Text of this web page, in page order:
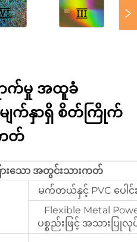
က်မှု အထူခံ
မျက်နှာရှိ စိတ်ကြိုက်
တ်
ားသော အတွင်းသားကတ်
မက်တယ်နှင့် PVC ပေါင်
Flexible Metal
ပစ္စည်းဖြင့် အသားပြု